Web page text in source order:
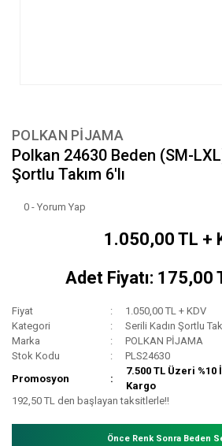
POLKAN PİJAMA
Polkan 24630 Beden (SM-
Şortlu Takım 6'lı
0 - Yorum Yap
1.050,00 TL +
Adet Fiyatı: 175,00
Fiyat
1.050,00 TL + KDV
Kategori
Serili Kadın Şortlu
Marka
POLKAN PİJAMA
Stok Kodu
PLS24630
Promosyon
7.500 TL Üzeri
Kargo
192,50 TL den başlayan taksitlerle!!
Önce Renk Sonra Beden